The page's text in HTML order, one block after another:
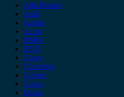
Alfa Romeo
Audi
Austin
Acura
BMW
BYD
Chery
Chevrolet
Citroen
Cupra
Dacia